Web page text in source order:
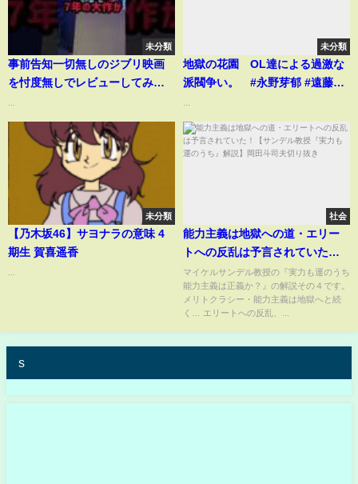
未分類
事前告知一切無しのジブリ映画
を忖度無しでレビューしてみた
う生きるか #映画 #ジブリ #
宮崎駿 #スタジオジブリ #新作
未分類
地獄の花園 OL達による過激な
派閥争い。 #永野芽郁 #遠藤憲
#小池栄子 #映画 #movie #fanny
#shorts
未分類
【乃木坂46】サヨナラの意味 4
期生 賀喜遥香
社会
能力主義は地獄への道・エリー
トへの反乱は予言されていた！
【サンデル教授『実力も運のう
ち』解説】岡田斗司夫切り抜き
マイケルサンデル教授の『実力も運のうち
能力主義は正義か？』の解説その４です。
メリトクラシー・能力主義は地獄へと続
く… エリートへの反乱、...
s